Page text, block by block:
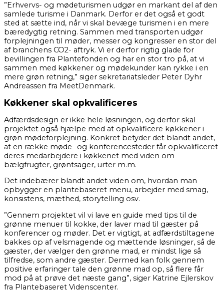
”Erhvervs- og mødeturismen udgør en markant del af den
samlede turisme i Danmark. Derfor er det også et godt
sted at sætte ind, når vi skal bevæge turismen i en mere
bæredygtig retning. Sammen med transporten udgør
forplejningen til møder, messer og kongresser en stor del
af branchens CO2- aftryk. Vi er derfor rigtig glade for
bevillingen fra Plantefonden og har en stor tro på, at vi
sammen med køkkener og mødekunder kan rykke i en
mere grøn retning,” siger sekretariatsleder Peter Dyhr
Andreassen fra MeetDenmark.
Køkkener skal opkvalificeres
Adfærdsdesign er ikke hele løsningen, og derfor skal
projektet også hjælpe med at opkvalificere køkkener i
grøn mødeforplejning. Konkret betyder det blandt andet,
at en række møde- og konferencesteder får opkvalificeret
deres medarbejdere i køkkenet med viden om
bælgfrugter, grøntsager, urter m.m.
Det indebærer blandt andet viden om, hvordan man
opbygger en plantebaseret menu, arbejder med smag,
konsistens, mæthed, storytelling osv.
”Gennem projektet vil vi lave en guide med tips til de
grønne menuer til kokke, der laver mad til gæster på
konferencer og møder. Det er vigtigt, at adfærdstiltagene
bakkes op af velsmagende og mættende løsninger, så de
gæster, der vælger den grønne mad, er mindst lige så
tilfredse, som andre gæster. Dermed kan folk gennem
positive erfaringer tale den grønne mad op, så flere får
mod på at prøve det næste gang”, siger Katrine Ejlerskov
fra Plantebaseret Videnscenter.